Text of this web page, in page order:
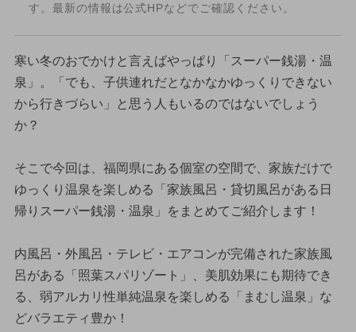
す。最新の情報は公式HPなどでご確認ください。
寒い冬のおでかけと言えばやっぱり「スーパー銭湯・温
泉」。「でも、子供連れだとなかなかゆっくりできない
から行きづらい」と思う人もいるのではないでしょう
か？
そこで今回は、福岡県にある個室の空間で、家族だけで
ゆっくり温泉を楽しめる「家族風呂・貸切風呂がある日
帰りスーパー銭湯・温泉」をまとめてご紹介します！
内風呂・外風呂・テレビ・エアコンが完備された家族風
呂がある「照葉スパリゾート」、美肌効果にも期待でき
る、弱アルカリ性単純温泉を楽しめる「まむし温泉」な
どバラエティ豊か！